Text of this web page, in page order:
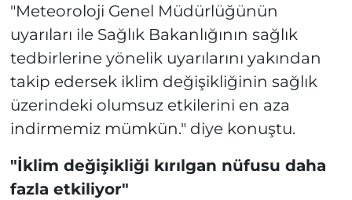
"Meteoroloji Genel Müdürlüğünün
uyarıları ile Sağlık Bakanlığının sağlık
tedbirlerine yönelik uyarılarını yakından
takip edersek iklim değişikliğinin sağlık
üzerindeki olumsuz etkilerini en aza
indirmemiz mümkün." diye konuştu.
"İklim değişikliği kırılgan nüfusu daha
fazla etkiliyor"